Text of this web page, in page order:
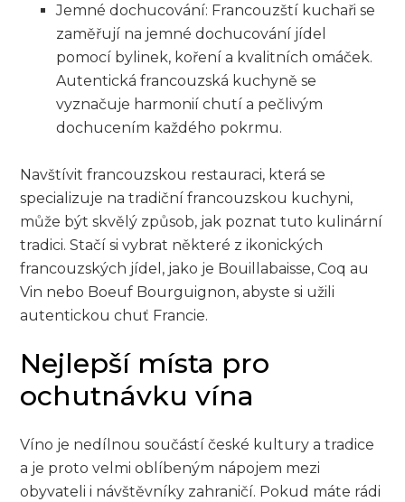
Jemné dochucování: Francouzští kuchaři se
zaměřují na jemné dochucování jídel
pomocí bylinek, koření a kvalitních omáček.
Autentická francouzská kuchyně se
vyznačuje harmonií chutí a pečlivým
dochucením každého pokrmu.
Navštívit francouzskou restauraci, která se
specializuje na tradiční francouzskou kuchyni,
může být skvělý způsob, jak poznat tuto kulinární
tradici. Stačí si vybrat některé z ikonických
francouzských jídel, jako je Bouillabaisse, Coq au
Vin nebo Boeuf Bourguignon, abyste si užili
autentickou chuť Francie.
Nejlepší místa pro
ochutnávku vína
Víno je nedílnou součástí české kultury a tradice
a je proto velmi oblíbeným nápojem mezi
obyvateli i návštěvníky zahraničí. Pokud máte rádi